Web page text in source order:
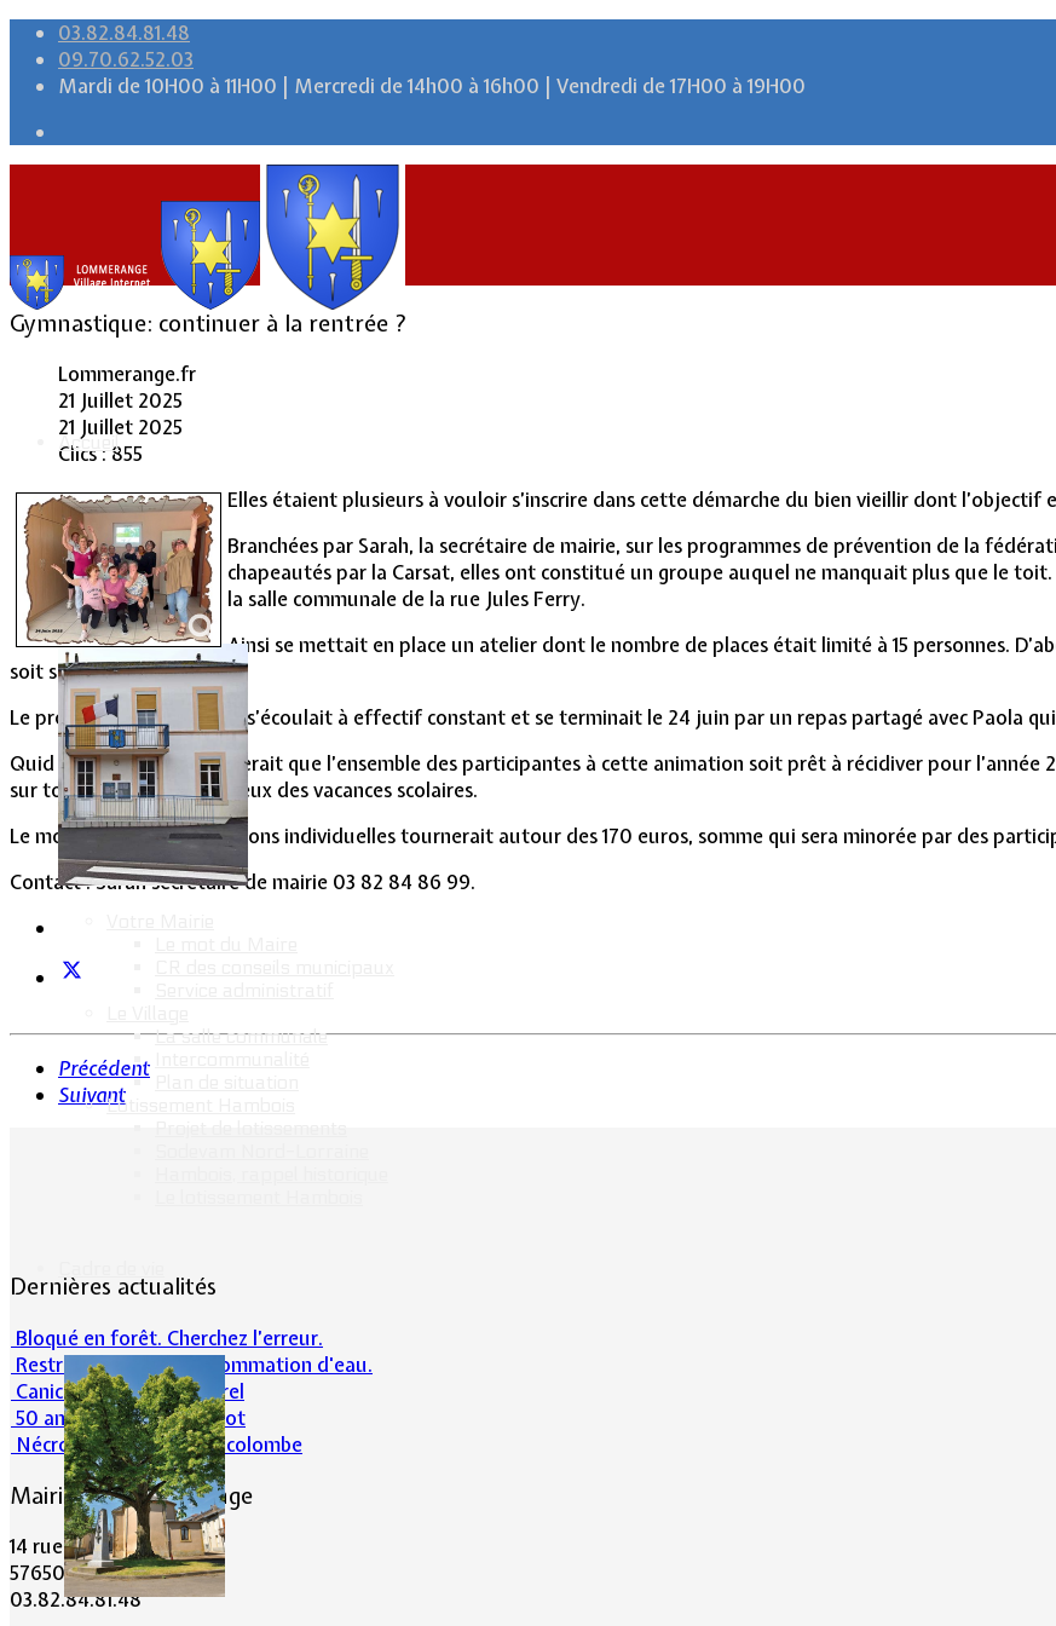
03.82.84.81.48
09.70.62.52.03
Mardi de 10H00 à 11H00 | Mercredi de 14h00 à 16h00 | Vendredi de 17H00 à 19H00
Accueil
Vie Municipale
La salle communale
Lotissement Hambois
Gymnastique: continuer à la rentrée ?
Lommerange.fr
21 Juillet 2025
21 Juillet 2025
Clics : 855
Elles étaient plusieurs à vouloir s’inscrire dans cette démarche du bien vieillir dont
Branchées par Sarah, la secrétaire de mairie, sur les programmes de prévention de la
chapeautés par la Carsat, elles ont constitué un groupe auquel ne manquait plus que le
la salle communale de la rue Jules Ferry.
Ainsi se mettait en place un atelier dont le nombre de places était limité à 15 personnes.
soit sollicitée.
Le premier semestre 2025 s’écoulait à effectif constant et se terminait le 24 juin par un repas partagé avec Paola
Quid de la suite ? Il semblerait que l’ensemble des participantes à cette animation soit prêt à récidiver pour
sur tous les mardis, hors ceux des vacances scolaires.
Le montant des participations individuelles tournerait autour des 170 euros, somme qui sera minorée par des
Contact : Sarah secrétaire de mairie 03 82 84 86 99.
Précédent
Suivant
Dernières actualités
Bloqué en forêt. Cherchez l’erreur.
Restrictions sur la consommation d'eau.
Canicule et milieu naturel
50 ans d’histoires de foot
Nécrologie : Norbert Lacolombe
Mairie de Lommerange
14 rue Maréchal Joffre
57650 LOMMERANGE
03.82.84.81.48